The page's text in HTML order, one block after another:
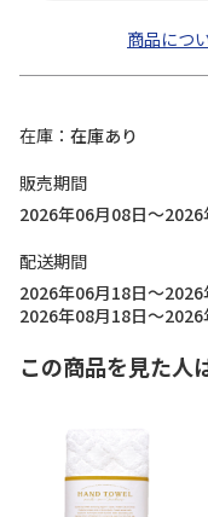
商品につ
在庫
在庫あり
販売期間
2026年06月08日～2026
配送期間
2026年06月18日～2026
2026年08月18日～2026
この商品を見た人